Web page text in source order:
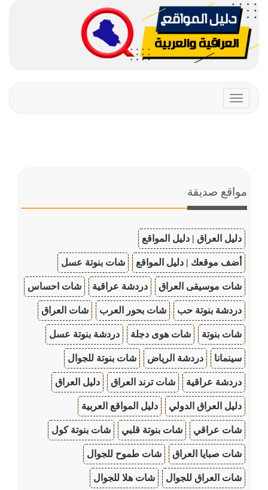
Toggle
navigation
مواقع صديقة
دليل العراق | دليل المواقع
أضف موقعك | دليل المواقع شات بنوتة عسل
شات موسيقى العراق دردشة عراقية شات احساس
دردشة بنوتة حب شات بحور العرب شات العراق
شات بنوتة شات هوى دجلة دردشة بنوتة عسل
سينمانا دردشة الرياض شات بنوتة للجوال
دردشة عراقية شات ترند العراق دليل العراق
دليل العراق الدولي دليل المواقع العربية
شات عراقي شات بنوتة قلبي شات بنوتة كول
شات صبايا العراق شات طموح للجوال
شات العراق للجوال شات هلا للجوال